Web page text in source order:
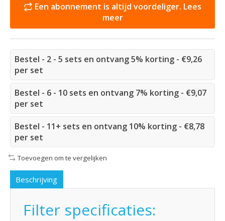
Een abonnement is altijd voordeliger. Lees
meer
Bestel - 2 - 5 sets en ontvang 5% korting - €9,26
per set
Bestel - 6 - 10 sets en ontvang 7% korting - €9,07
per set
Bestel - 11+ sets en ontvang 10% korting - €8,78
per set
Toevoegen om te vergelijken
Beschrijving
Filter specificaties: